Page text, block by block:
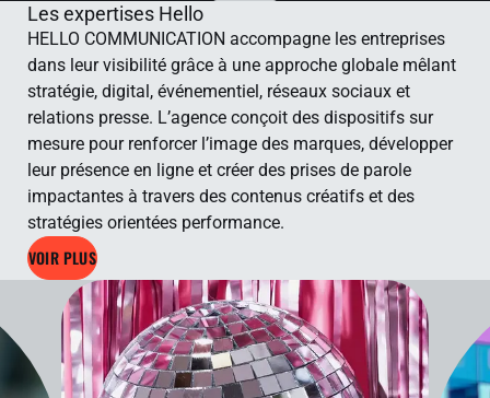
Les expertises Hello
HELLO COMMUNICATION accompagne les entreprises
dans leur visibilité grâce à une approche globale mêlant
stratégie, digital, événementiel, réseaux sociaux et
relations presse. L’agence conçoit des dispositifs sur
mesure pour renforcer l’image des marques, développer
leur présence en ligne et créer des prises de parole
impactantes à travers des contenus créatifs et des
stratégies orientées performance.
VOIR PLUS